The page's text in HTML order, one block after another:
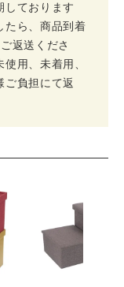
しております
たら、商品到着
返送くださ
用、未着用、
ご負担にて返